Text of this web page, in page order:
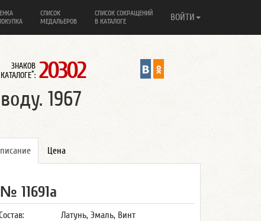
СПИСОК
МЕДАЛЬЕРОВ
СПИСОК СОКРАЩЕНИЙ
В КАТАЛОГЕ
ВОЙТИ
ЗНАКОВ
*: 20302
1967
Цена
№ 11691а
Латунь, Эмаль, Винт